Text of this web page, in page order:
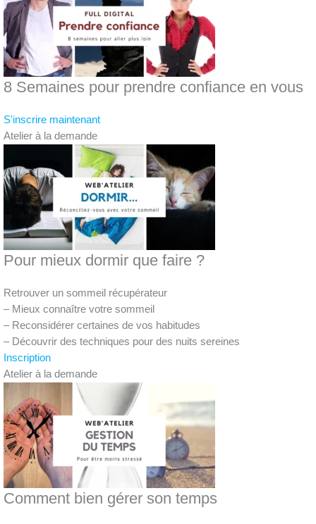
8 Semaines pour prendre confiance en vous
S'inscrire maintenant
Atelier à la demande
Pour mieux dormir que faire ?
Retrouver un sommeil récupérateur
– Mieux connaître votre sommeil
– Reconsidérer certaines de vos habitudes
– Découvrir des techniques pour des nuits sereines
Inscription
Atelier à la demande
Comment bien gérer son temps